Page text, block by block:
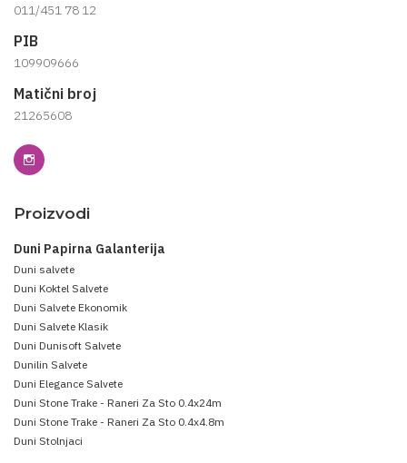
011/451 78 12
PIB
109909666
Matični broj
21265608
Proizvodi
Duni Papirna Galanterija
Duni salvete
Duni Koktel Salvete
Duni Salvete Ekonomik
Duni Salvete Klasik
Duni Dunisoft Salvete
Dunilin Salvete
Duni Elegance Salvete
Duni Stone Trake - Raneri Za Sto 0.4x24m
Duni Stone Trake - Raneri Za Sto 0.4x4.8m
Duni Stolnjaci